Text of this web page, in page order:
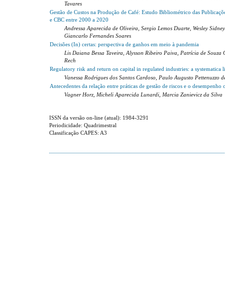
Tavares
Gestão de Custos na Produção de Café: Estudo Bibliométrico das
e CBC entre 2000 a 2020
Andressa Aparecida de Oliveira, Sergio Lemos Duarte, Wesley
Giancarlo Fernandes Soares
Decisões (In) certas: perspectiva de ganhos em meio à pandemia
Lis Daiana Bessa Taveira, Alysson Ribeiro Paiva, Patrícia de Souza
Rech
Regulatory risk and return on capital in regulated industries: a systematica
Vanessa Rodrigues dos Santos Cardoso, Paulo Augusto Pettenuzzo
Antecedentes da relação entre práticas de gestão de riscos e o desempenho
Vagner Horz, Micheli Aparecida Lunardi, Marcia Zanievicz da Silva
ISSN da versão on-line (atual): 1984-3291
Periodicidade: Quadrimestral
Classificação CAPES: A3